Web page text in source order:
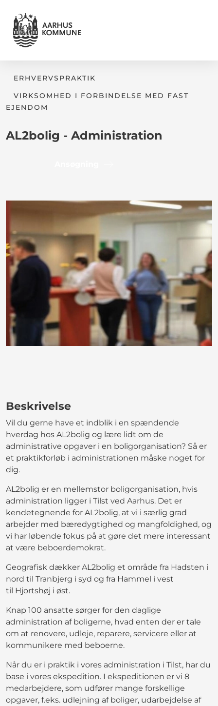
ERHVERVSPRAKTIK
VIRKSOMHED I FORBINDELSE MED FAST
EJENDOM
AL2bolig - Administration
Beskrivelse
Vil du gerne have et indblik i en spændende
hverdag hos AL2bolig og lære lidt om de
administrative opgaver i en boligorganisation? Så er
et praktikforløb i administrationen måske noget for
dig.
AL2bolig er en mellemstor boligorganisation, hvis
administration ligger i Tilst ved Aarhus. Det er
kendetegnende for AL2bolig, at vi i særlig grad
arbejder med bæredygtighed og mangfoldighed, og
vi har løbende fokus på at gøre det mere interessant
at være beboerdemokrat.
Geografisk dækker AL2bolig et område fra Hadsten i
nord til Tranbjerg i syd og fra Hammel i vest
til Hjortshøj i øst.
Knap 100 ansatte sørger for den daglige
administration af boligerne, hvad enten der er tale
om at renovere, udleje, reparere, servicere eller at
kommunikere med beboerne.
Når du er i praktik i vores administration i Tilst, har du
base i vores ekspedition. I ekspeditionen er vi 8
medarbejdere, som udfører mange forskellige
opgaver, f.eks. udlejning af boliger, udarbejdelse af